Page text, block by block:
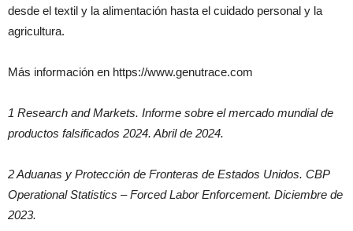
desde el textil y la alimentación hasta el cuidado personal y la
agricultura.
Más información en https://www.genutrace.com
1 Research and Markets. Informe sobre el mercado mundial de
productos falsificados 2024. Abril de 2024.
2 Aduanas y Protección de Fronteras de Estados Unidos. CBP
Operational Statistics – Forced Labor Enforcement. Diciembre de
2023.